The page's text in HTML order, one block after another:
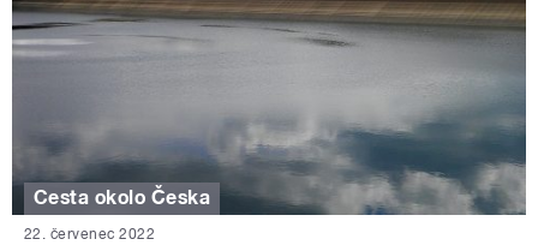
Cesta okolo Česka
22. červenec 2022